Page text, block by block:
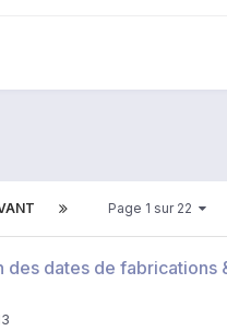
Page 1 sur 22
des dates de fabrications